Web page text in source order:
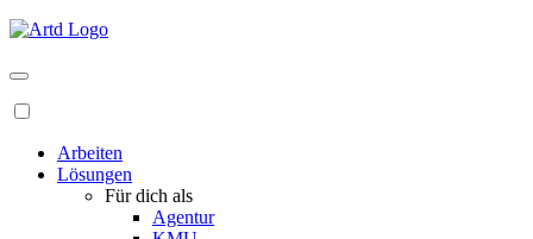
Arbeiten
Lösungen
Für dich als
Agentur